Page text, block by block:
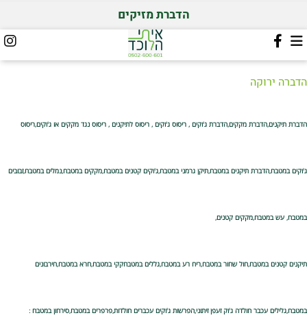
הדברת מזיקים
הדברה ירוקה
הדברת תיקנים,הדברת מקקים,הדברת ג'וקים , ריסוס ג'וקים , ריסוס לתיקנים , ריסוס נגד מקקים או ג'וקים,ריסוס
ג'וקים במטבח,הדברת תיקנים במטבח,תיקן גרמני במטבח,ג'וקים קטנים במטבח,מקקים במטבח,נמלים במטבח,זבובים
במטבח, עש במטבח,מקקים קטנים,
תיקנים קטנים במטבח,חול שחור במטבח,ריח רע במטבח,גללים במטבחקקי במטבח,חרא במטבח,חירבונים
במטבח,גלילים עכבר חולדה ג'וק זעפן זיתוני,הפרשות ג'וקים עכברים חולדות,פרפרים במטבח,סירחון במטבח :